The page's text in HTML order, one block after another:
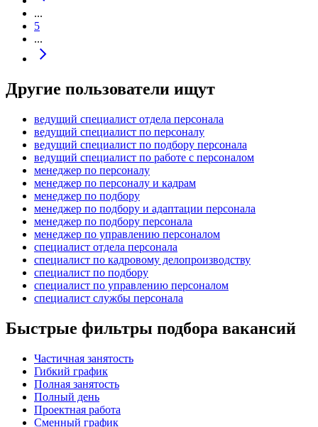
...
5
...
Другие пользователи ищут
ведущий специалист отдела персонала
ведущий специалист по персоналу
ведущий специалист по подбору персонала
ведущий специалист по работе с персоналом
менеджер по персоналу
менеджер по персоналу и кадрам
менеджер по подбору
менеджер по подбору и адаптации персонала
менеджер по подбору персонала
менеджер по управлению персоналом
специалист отдела персонала
специалист по кадровому делопроизводству
специалист по подбору
специалист по управлению персоналом
специалист службы персонала
Быстрые фильтры подбора вакансий
Частичная занятость
Гибкий график
Полная занятость
Полный день
Проектная работа
Сменный график